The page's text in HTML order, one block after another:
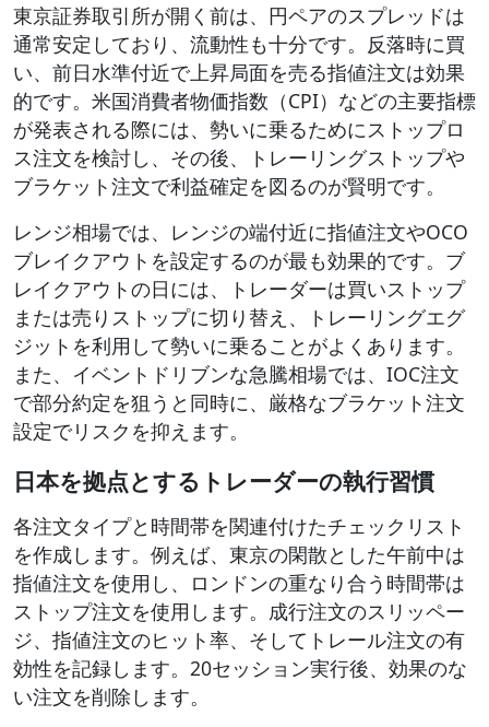
東京証券取引所が開く前は、円ペアのスプレッドは
通常安定しており、流動性も十分です。反落時に買
い、前日水準付近で上昇局面を売る指値注文は効果
的です。米国消費者物価指数（CPI）などの主要指標
が発表される際には、勢いに乗るためにストップロ
ス注文を検討し、その後、トレーリングストップや
ブラケット注文で利益確定を図るのが賢明です。
レンジ相場では、レンジの端付近に指値注文やOCO
ブレイクアウトを設定するのが最も効果的です。ブ
レイクアウトの日には、トレーダーは買いストップ
または売りストップに切り替え、トレーリングエグ
ジットを利用して勢いに乗ることがよくあります。
また、イベントドリブンな急騰相場では、IOC注文
で部分約定を狙うと同時に、厳格なブラケット注文
設定でリスクを抑えます。
日本を拠点とするトレーダーの執行習慣
各注文タイプと時間帯を関連付けたチェックリスト
を作成します。例えば、東京の閑散とした午前中は
指値注文を使用し、ロンドンの重なり合う時間帯は
ストップ注文を使用します。成行注文のスリッペー
ジ、指値注文のヒット率、そしてトレール注文の有
効性を記録します。20セッション実行後、効果のな
い注文を削除します。